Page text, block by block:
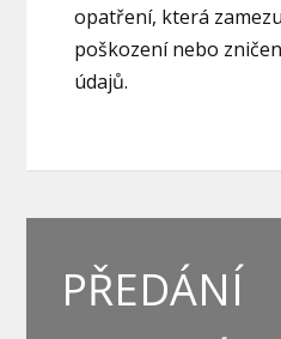
opatření, která
poškození nebo
údajů.
PŘEDÁNÍ